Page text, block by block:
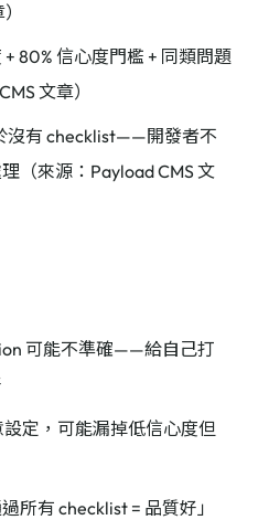
80% 信心度門檻 + 同類問題
文章）
沒有 checklist——開發者不
（來源：Payload CMS 文
可能不準確——給自己打
定，可能漏掉低信心度但
所有 checklist = 品質好」